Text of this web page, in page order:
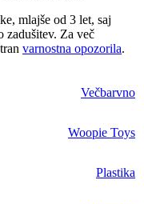
mlajše od 3 let, saj
zadušitev. Za več
varnostna opozorila.
Večbarvno
Woopie Toys
Plastika